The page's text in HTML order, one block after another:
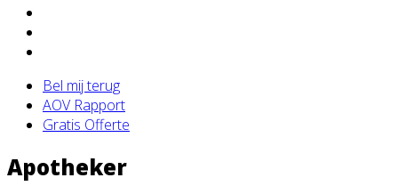
Bel mij terug
AOV Rapport
Gratis Offerte
Apotheker